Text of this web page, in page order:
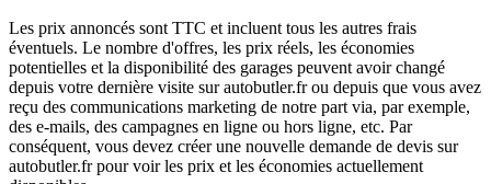
Les prix annoncés sont TTC et incluent tous les autres frais
éventuels. Le nombre d'offres, les prix réels, les économies
potentielles et la disponibilité des garages peuvent avoir changé
depuis votre dernière visite sur autobutler.fr ou depuis que vous avez
reçu des communications marketing de notre part via, par exemple,
des e-mails, des campagnes en ligne ou hors ligne, etc. Par
conséquent, vous devez créer une nouvelle demande de devis sur
autobutler.fr pour voir les prix et les économies actuellement